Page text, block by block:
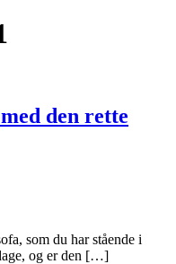
den rette
som du har stående i
og er den […]